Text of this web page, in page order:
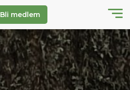
Bli medlem